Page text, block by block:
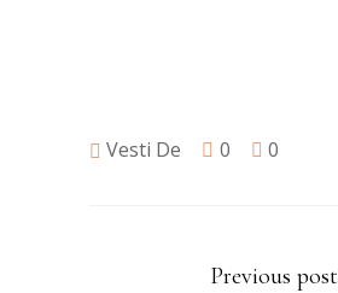
Vesti De 0 0
Previous post